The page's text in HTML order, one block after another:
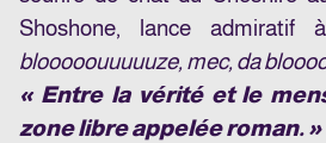
Shoshone, lance
blooooouuuuuze, mec, da
« Entre la vérité et le
zone libre appelée roman. »